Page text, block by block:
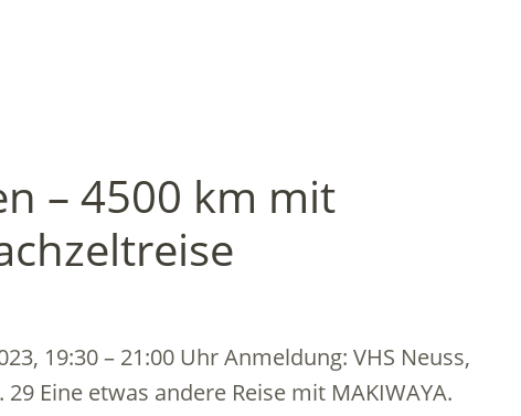
– 4500 km mit
19:30 – 21:00 Uhr Anmeldung: VHS Neuss,
Eine etwas andere Reise mit MAKIWAYA.